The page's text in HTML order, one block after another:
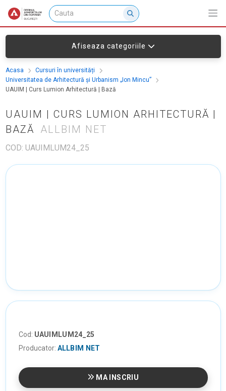
Afiseaza categoriile
Acasa
Cursuri în universități
Universitatea de Arhitectură și Urbanism „Ion Mincu”
UAUIM | Curs Lumion Arhitectură | Bază
UAUIM | CURS LUMION ARHITECTURĂ |
BAZĂ
ALLBIM NET
COD: UAUIMLUM24_25
Cod: UAUIMLUM24_25
Producator: ALLBIM NET
MA INSCRIU